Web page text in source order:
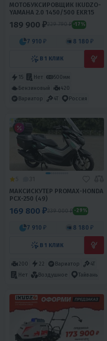
МОТОБУКСИРОВЩИК IKUDZO-
YAMAHA 2.0 1450/500 EKR15
189 900 ₽229 790 ₽ -17%
7 910 ₽ 8 180 ₽
В 1 КЛИК
15 Нет
500мм
Бензиновый
420
Вариатор
4T Россия
МАКСИСКУТЕР PROMAX-HONDA
PCX-250 (49)
169 800 ₽239 000 ₽ -29%
7 910 ₽ 8 180 ₽
В 1 КЛИК
200 22 Вариатор
4T
Нет
Воздушное Тайвань